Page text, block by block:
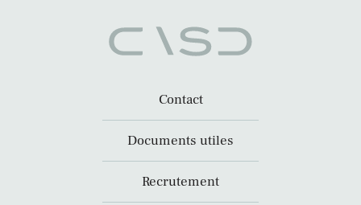
Contact
Documents utiles
Recrutement